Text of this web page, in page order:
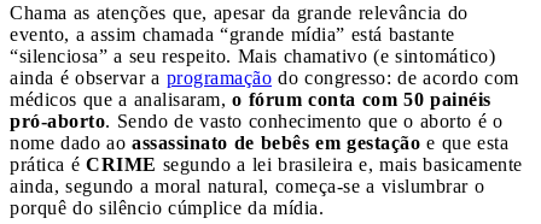
Chama as atenções que, apesar da grande relevância do
evento, a assim chamada “grande mídia” está bastante
“silenciosa” a seu respeito. Mais chamativo (e sintomático)
ainda é observar a programação do congresso: de acordo com
médicos que a analisaram, o fórum conta com 50 painéis
pró-aborto. Sendo de vasto conhecimento que o aborto é o
nome dado ao assassinato de bebês em gestação e que esta
prática é CRIME segundo a lei brasileira e, mais basicamente
ainda, segundo a moral natural, começa-se a vislumbrar o
porquê do silêncio cúmplice da mídia.